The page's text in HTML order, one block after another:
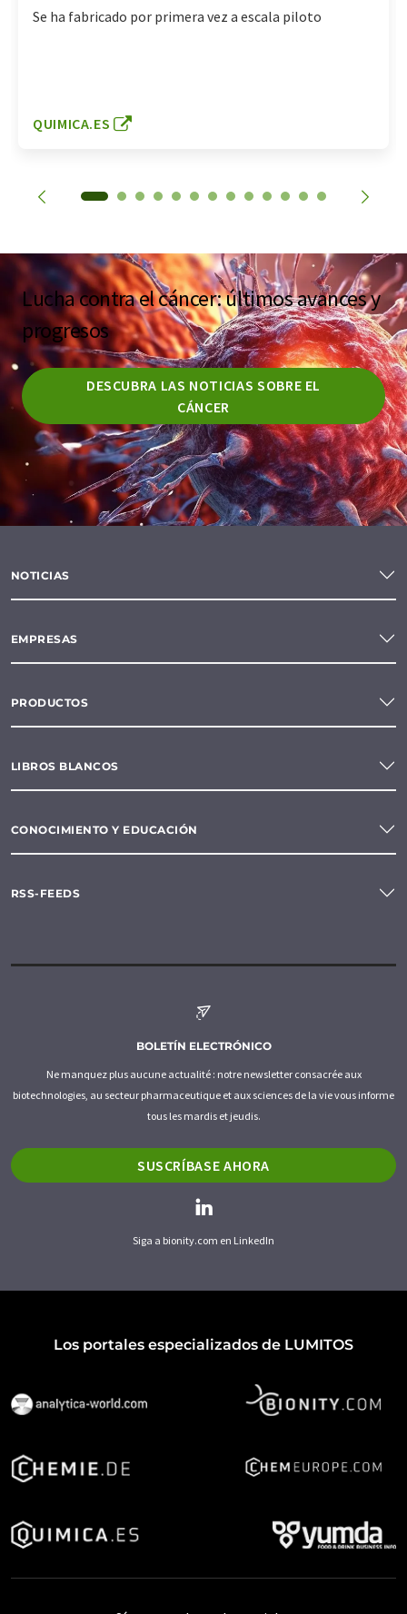
Se ha fabricado por primera vez a escala piloto
QUIMICA.ES
Lucha contra el cáncer: últimos avances y
progresos
DESCUBRA LAS NOTICIAS SOBRE EL
CÁNCER
NOTICIAS
EMPRESAS
PRODUCTOS
LIBROS BLANCOS
CONOCIMIENTO Y EDUCACIÓN
RSS-FEEDS
BOLETÍN ELECTRÓNICO
Ne manquez plus aucune actualité : notre newsletter consacrée aux
biotechnologies, au secteur pharmaceutique et aux sciences de la vie vous informe
tous les mardis et jeudis.
SUSCRÍBASE AHORA
Siga a bionity.com en LinkedIn
Los portales especializados de LUMITOS